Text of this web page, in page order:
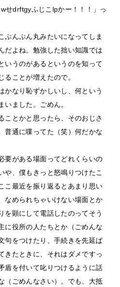
せdrftgyふじこlpかー！！！」っ
ぷんぷん丸みたいになってしま
だよね。勉強した拙い知識では
いうのがあるというのを知って
ることが増えたので。
かなり恥ずかしいし、何という
いました。ごめん。
ことかと思ったら、そのおじさ
普通に喋ってた（笑）何だかな
要がある場面ってどれくらいの
や、僕もきっと怒鳴りつけたこ
こ最近を振り返るとあまり思い
なめられちゃいけない場面とか
を顕にして電話したのってそう
に役所の人たちとか（ごめんな
句をつけたり、手続きを先延ば
きたときに、それはダメですっ
盾を付いて叱りつけるように話
（ごめんなさい）。でも、大抵